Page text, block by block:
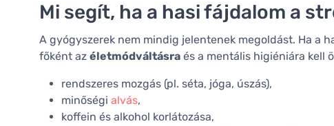
Mi segít, ha a hasi fájdalom a
A gyógyszerek nem mindig jelentenek megoldást. Ha a
főként az életmódváltásra és a mentális higiéniára kell
rendszeres mozgás (pl. séta, jóga, úszás),
minőségi alvás,
koffein és alkohol korlátozása,